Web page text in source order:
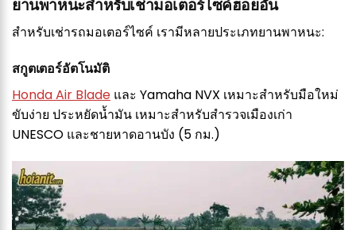
ยานพาหนะสำหรับเช่ามอเตอร์ไซค์ฮอยอัน
สำหรับเช่ารถมอเตอร์ไซค์ เรามีหลายประเภทยานพาหนะ:
สกูตเตอร์อัตโนมัติ
Honda Air Blade และ Yamaha NVX เหมาะสำหรับมือใหม่
ขับง่าย ประหยัดน้ำมัน เหมาะสำหรับสำรวจเมืองเก่า
UNESCO และชายหาดอานบัง (5 กม.)